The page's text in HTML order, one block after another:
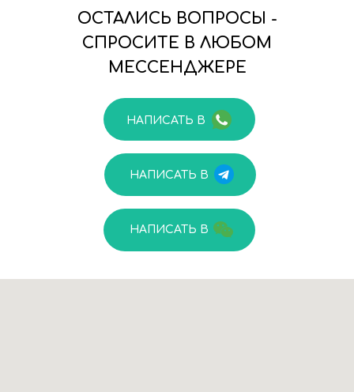
ОСТАЛИСЬ ВОПРОСЫ -
СПРОСИТЕ В ЛЮБОМ
МЕССЕНДЖЕРЕ
НАПИСАТЬ В
НАПИСАТЬ В
НАПИСАТЬ В